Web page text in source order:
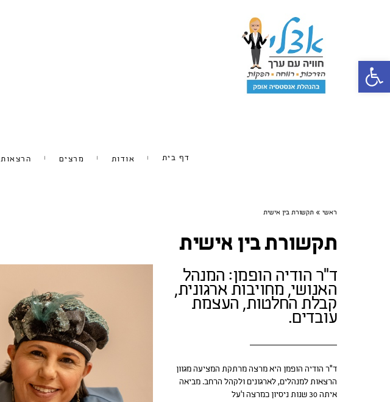
פתח סרגל נגישות
דף בית אודות מרצים הרצאות
ראשי » תקשורת בין אישית
תקשורת בין אישית
ד"ר הודיה הופמן: המנהל
האנושי, מחויבות ארגונית,
קבלת החלטות, העצמת
עובדים.
ד"ר הודיה הופמן היא מרצה מרתקת המציעה מגוון
הרצאות למנהלים, לארגונים ולקהל הרחב. מביאה
איתה 30 שנות ניסיון כמרצה ו'על